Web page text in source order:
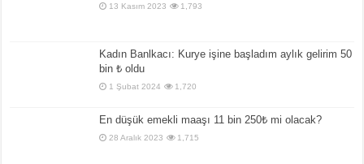
13 Kasım 2023 1,793
Kadın Banlkacı: Kurye işine başladım aylık gelirim 50
bin ₺ oldu
1 Şubat 2024 1,720
En düşük emekli maaşı 11 bin 250₺ mi olacak?
28 Aralık 2023 1,715